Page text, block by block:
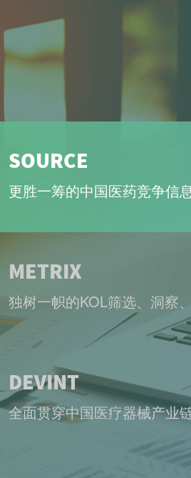
SOURCE
更胜一筹的中国医药竞争信
METRIX
独树一帜的KOL筛选、洞察
DEVINT
全面贯穿中国医疗器械产业